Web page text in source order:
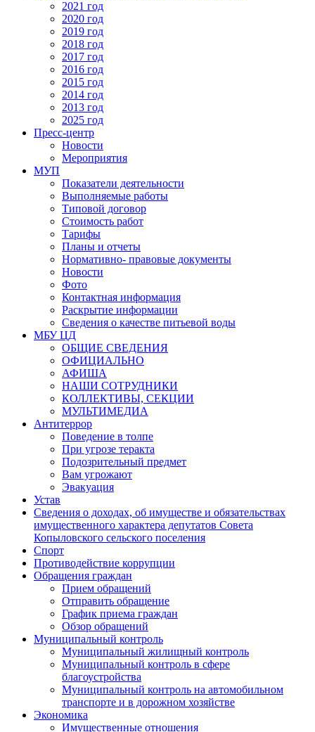
2021 год
2020 год
2019 год
2018 год
2017 год
2016 год
2015 год
2014 год
2013 год
2025 год
Пресс-центр
Новости
Мероприятия
МУП
Показатели деятельности
Выполняемые работы
Типовой договор
Стоимость работ
Тарифы
Планы и отчеты
Нормативно- правовые документы
Новости
Фото
Контактная информация
Раскрытие информации
Сведения о качестве питьевой воды
МБУ ЦД
ОБЩИЕ СВЕДЕНИЯ
ОФИЦИАЛЬНО
АФИША
НАШИ СОТРУДНИКИ
КОЛЛЕКТИВЫ, СЕКЦИИ
МУЛЬТИМЕДИА
Антитеррор
Поведение в толпе
При угрозе теракта
Подозрительный предмет
Вам угрожают
Эвакуация
Устав
Сведения о доходах, об имуществе и обязательствах
имущественного характера депутатов Совета
Копыловского сельского поселения
Спорт
Противодействие коррупции
Обращения граждан
Прием обращений
Отправить обращение
График приема граждан
Обзор обращений
Муниципальный контроль
Муниципальный жилищный контроль
Муниципальный контроль в сфере
благоустройства
Муниципальный контроль на автомобильном
транспорте и в дорожном хозяйстве
Экономика
Имущественные отношения